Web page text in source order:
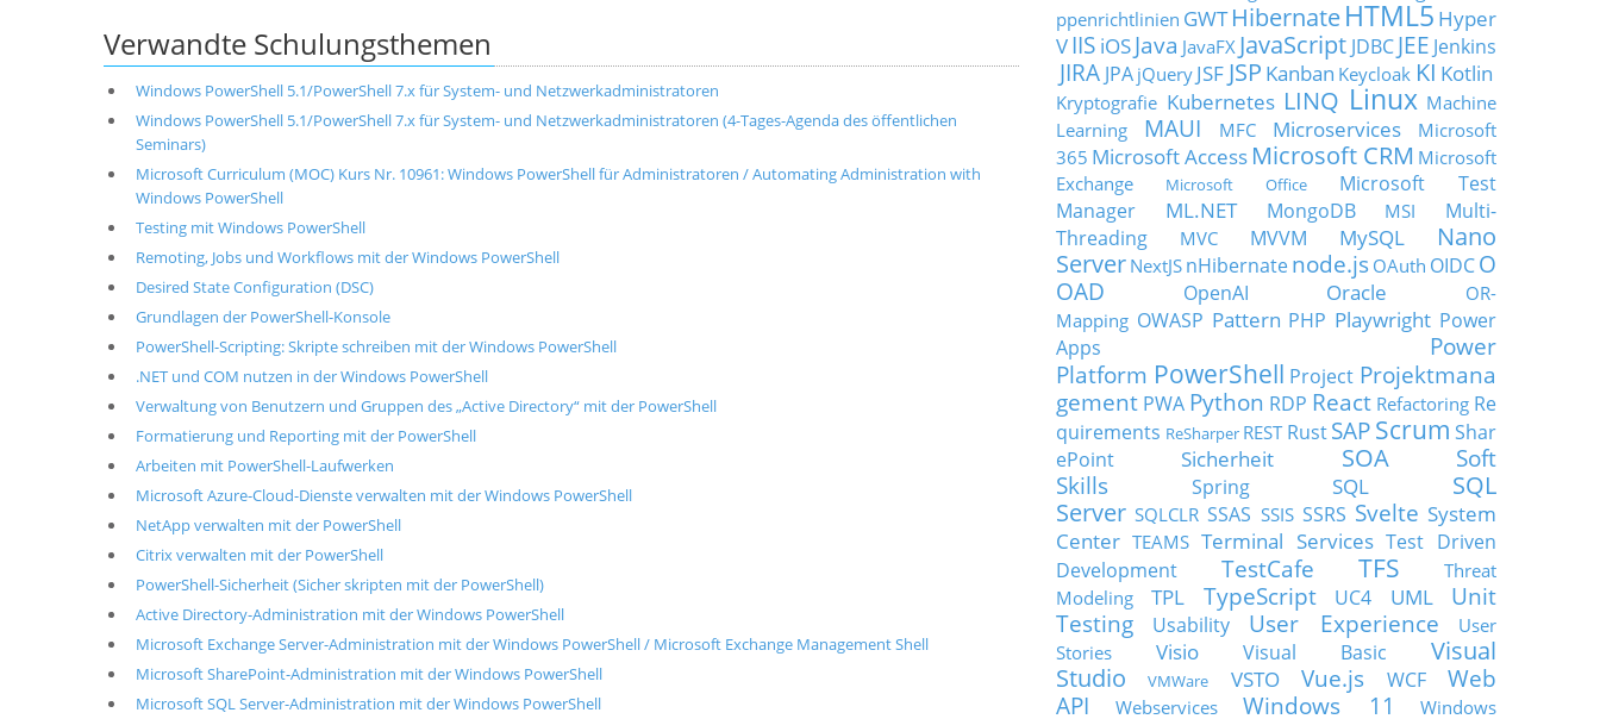
Verwandte Schulungsthemen
Windows PowerShell 5.1/PowerShell 7.x für System- und Netzwerkadministratoren
Windows PowerShell 5.1/PowerShell 7.x für System- und Netzwerkadministratoren (4-Tages-Agenda des öffentlichen
Seminars)
Microsoft Curriculum (MOC) Kurs Nr. 10961: Windows PowerShell für Administratoren / Automating Administration with
Windows PowerShell
Testing mit Windows PowerShell
Remoting, Jobs und Workflows mit der Windows PowerShell
Desired State Configuration (DSC)
Grundlagen der PowerShell-Konsole
PowerShell-Scripting: Skripte schreiben mit der Windows PowerShell
.NET und COM nutzen in der Windows PowerShell
Verwaltung von Benutzern und Gruppen des „Active Directory“ mit der PowerShell
Formatierung und Reporting mit der PowerShell
Arbeiten mit PowerShell-Laufwerken
Microsoft Azure-Cloud-Dienste verwalten mit der Windows PowerShell
NetApp verwalten mit der PowerShell
Citrix verwalten mit der PowerShell
PowerShell-Sicherheit (Sicher skripten mit der PowerShell)
Active Directory-Administration mit der Windows PowerShell
Microsoft Exchange Server-Administration mit der Windows PowerShell / Microsoft Exchange Management Shell
Microsoft SharePoint-Administration mit der Windows PowerShell
Microsoft SQL Server-Administration mit der Windows PowerShell
ppenrichtlinien GWT HibernateHTML5 Hyper
VIIS iOSJava JavaFX JavaScript JDBC JEE Jenkins
JIRA JPA jQuery JSF JSP Kanban Keycloak KI Kotlin
Kryptografie Kubernetes LINQ Linux Machine
Learning
MAUI MFC Microservices
Microsoft
365 Microsoft Access Microsoft CRM Microsoft
Exchange
Microsoft Office
Microsoft Test
Manager
ML.NET MongoDB MSI
Multi-
Threading
MVC MVVM MySQL
Nano
Server NextJS nHibernatenode.js OAuth OIDCO
OAD
OpenAI Oracle
OR-
Mapping OWASP Pattern PHP Playwright Power
Apps
Power
Platform PowerShell Project Projektmana
gement PWA Python RDP React Refactoring Re
quirements ReSharper REST Rust SAP Scrum Shar
ePoint
Sicherheit SOA
Soft
Skills
Spring SQL
SQL
Server SQLCLR SSAS SSIS SSRS Svelte System
Center TEAMS Terminal Services Test Driven
Development
TestCafe TFS
Threat
Modeling
TPL TypeScript UC4 UML
Unit
Testing
Usability User Experience
User
Stories
Visio Visual Basic
Visual
Studio
VMWare VSTO Vue.js WCF
Web
API
Webservices Windows 11 Windows